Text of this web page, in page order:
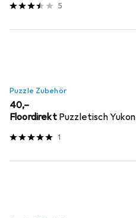
5
Puzzle Zubehör
EUR
40,–
Floordirekt Puzzletisch Yukon
1